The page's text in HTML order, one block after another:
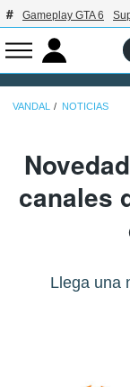
Gameplay GTA 6
VANDAL NOTICIAS
canales
Llega una